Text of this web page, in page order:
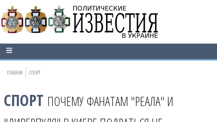
ГЛАВНАЯ СПОРТ
СПОРТ ПОЧЕМУ ФАНАТАМ "РЕАЛА" И